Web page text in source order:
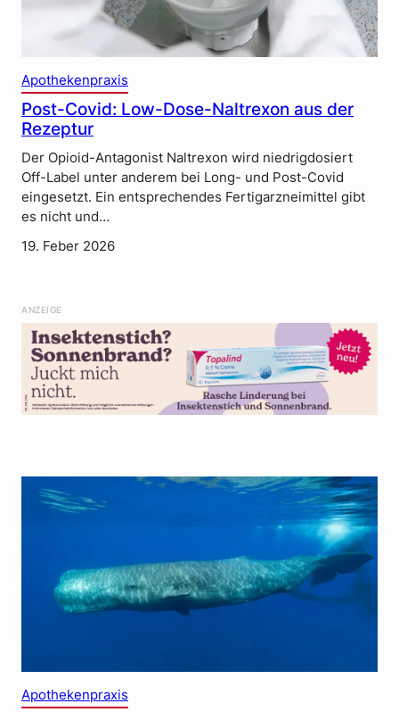
Apothekenpraxis
Post-Covid: Low-Dose-Naltrexon aus der
Rezeptur
Der Opioid-Antagonist Naltrexon wird niedrigdosiert
Off-Label unter anderem bei Long- und Post-Covid
eingesetzt. Ein entsprechendes Fertigarzneimittel gibt
es nicht und…
19. Feber 2026
ANZEIGE
Apothekenpraxis